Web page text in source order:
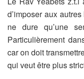
d’imposer aux
ne dure qu’une
Particulièrement
car on doit
qui veut être plus